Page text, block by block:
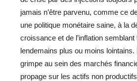
jamais n’être parvenu, comme ce
une politique monétaire saine, à la
croissance et de l’inflation
lendemains plus ou moins
grimpe au sein des marchés
propage sur les actifs non